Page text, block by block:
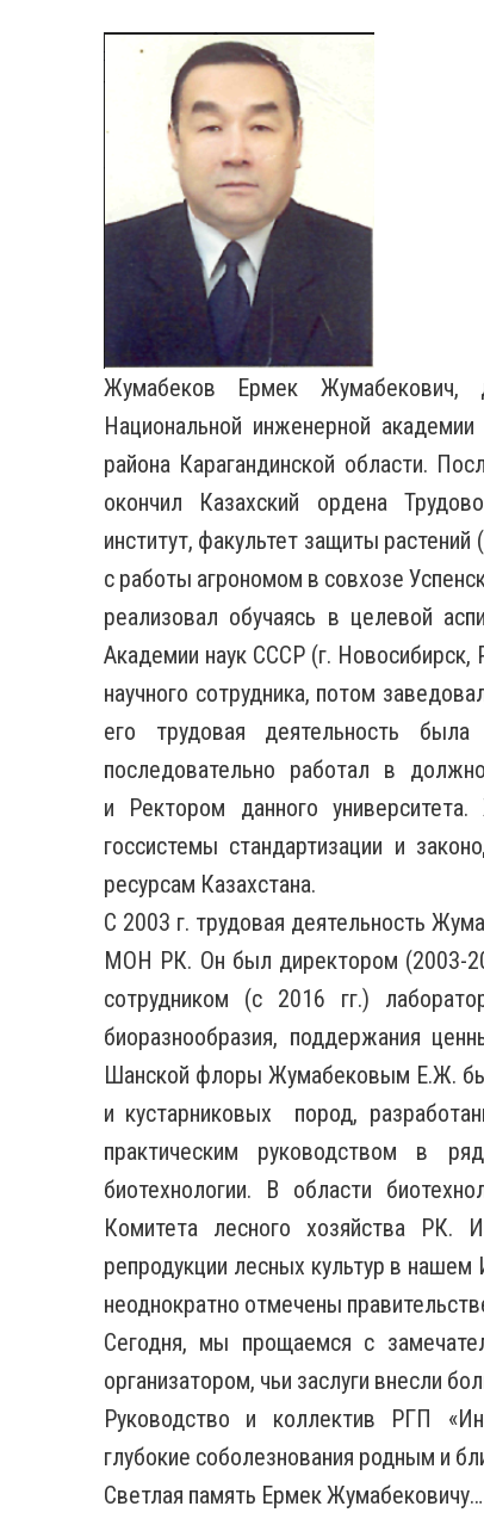
Жумабеков Ермек Жумабекович,
Национальной инженерной
района Карагандинской области.
окончил Казахский ордена
институт, факультет защиты
с работы агрономом в совхозе
реализовал обучаясь в целевой
Академии наук СССР (г. Новосибирск,
научного сотрудника, потом
его трудовая деятельность
последовательно работал в
и Ректором данного
госсистемы стандартизации и
ресурсам Казахстана.
С 2003 г. трудовая деятельность
МОН РК. Он был директором (2003-
сотрудником (с 2016 гг.)
биоразнообразия, поддержания
Шанской флоры Жумабековым Е.Ж.
и кустарниковых пород,
практическим руководством в
биотехнологии. В области
Комитета лесного хозяйства РК.
репродукции лесных культур в
неоднократно отмечены
Сегодня, мы прощаемся с
организатором, чьи заслуги внесли
Руководство и коллектив РГП
глубокие соболезнования родным и
Светлая память Ермек Жумабековичу…